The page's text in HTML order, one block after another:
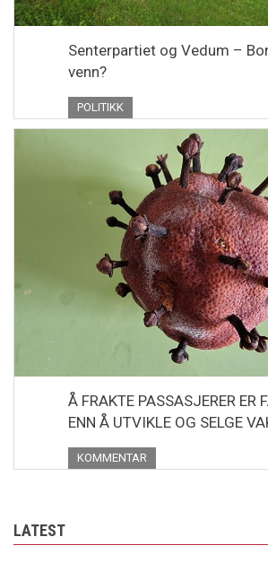
Senterpartiet og Vedum –
venn?
POLITIKK
Å FRAKTE PASSASJERER ER
ENN Å UTVIKLE OG SELGE
KOMMENTAR
LATEST